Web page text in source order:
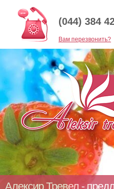
(044) 384
Baм перезвонить?
Алексир Тревел -